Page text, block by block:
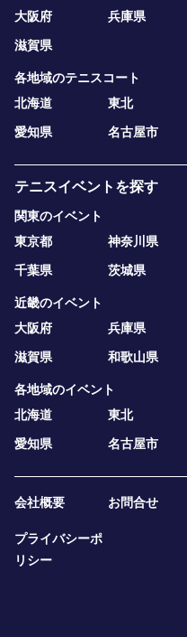
大阪府
兵庫県
滋賀県
各地域のテニスコート
北海道
東北
愛知県
名古屋市
テニスイベントを探す
関東のイベント
東京都
神奈川県
千葉県
茨城県
近畿のイベント
大阪府
兵庫県
滋賀県
和歌山県
各地域のイベント
北海道
東北
愛知県
名古屋市
会社概要 お問合せ
プライバシーポ
リシー